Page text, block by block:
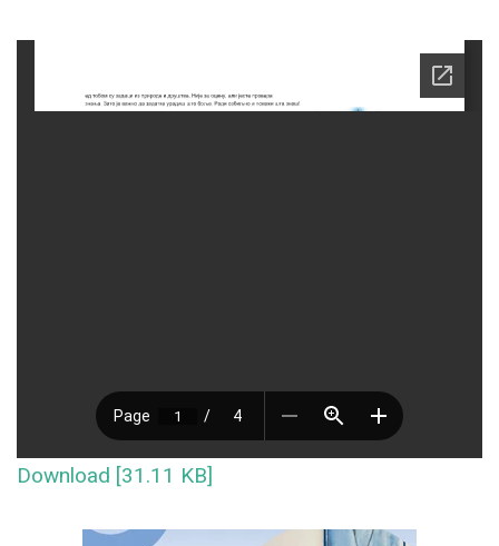
Download [31.11 KB]